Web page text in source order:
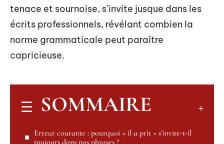
tenace et sournoise, s’invite jusque dans les
écrits professionnels, révélant combien la
norme grammaticale peut paraître
capricieuse.
SOMMAIRE
Erreur courante : pourquoi « il a prit » s’invite-t-il
toujours dans nos phrases ?